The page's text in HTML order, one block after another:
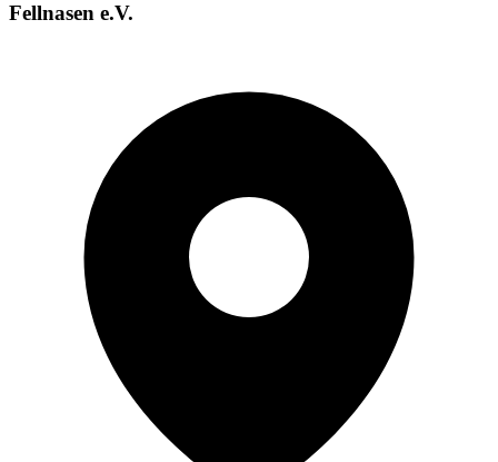
Fellnasen e.V.